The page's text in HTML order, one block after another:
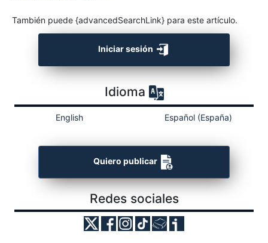
También puede {advancedSearchLink} para este artículo.
Iniciar sesión
Idioma
English Español (España)
Quiero publicar
Redes sociales